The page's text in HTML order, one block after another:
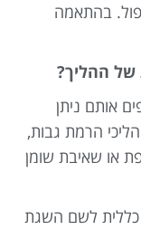
בהתאמה
של ההליך?
אותם ניתן
הרמת גבות,
או שאיבת שומן
כללית לשם השגת